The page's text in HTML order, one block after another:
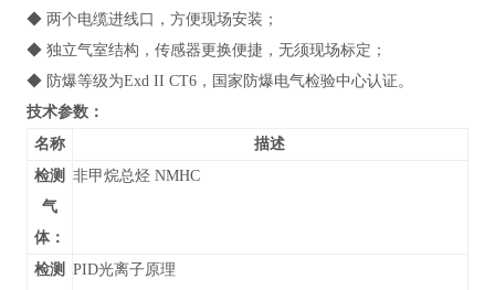
◆ 两个电缆进线口，方便现场安装；
◆ 独立气室结构，传感器更换便捷，无须现场标定；
◆ 防爆等级为Exd II CT6，国家防爆电气检验中心认证。
技术参数：
名称
描述
检测
气
体：
非甲烷总烃 NMHC
检测 PID光离子原理